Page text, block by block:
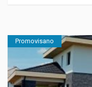
Promovisano